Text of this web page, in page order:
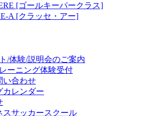
[ゴールキーパークラス]
A [クラッセ・アー]
/体験/説明会のご案内
ーニング体験受付
い合わせ
カレンダー
スサッカースクール